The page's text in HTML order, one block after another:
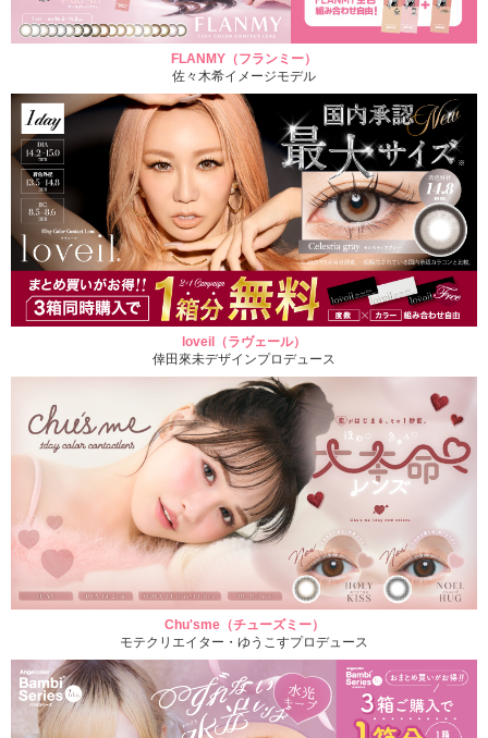
FLANMY（フランミー）
佐々木希イメージモデル
loveil（ラヴェール）
倖田來未デザインプロデュース
Chu'sme（チューズミー）
モテクリエイター・ゆうこすプロデュース